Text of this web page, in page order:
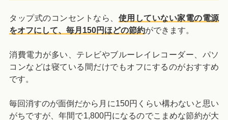
タップ式のコンセントなら、 使用していない家電の電源
をオフにして、毎月150円ほどの節約ができます。
消費電力が多い、テレビやブルーレイレコーダー、パソ
コンなどは寝ている間だけでもオフにするのがおすすめ
です。
毎回消すのが面倒だから月に150円くらい構わないと思い
がちですが、年間で1,800円になるのでこまめな節約が大